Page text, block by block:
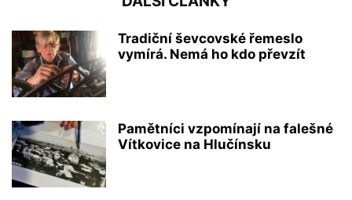
Tradiční ševcovské řemeslo
vymírá. Nemá ho kdo převzít
Pamětníci vzpomínají na falešné
Vítkovice na Hlučínsku